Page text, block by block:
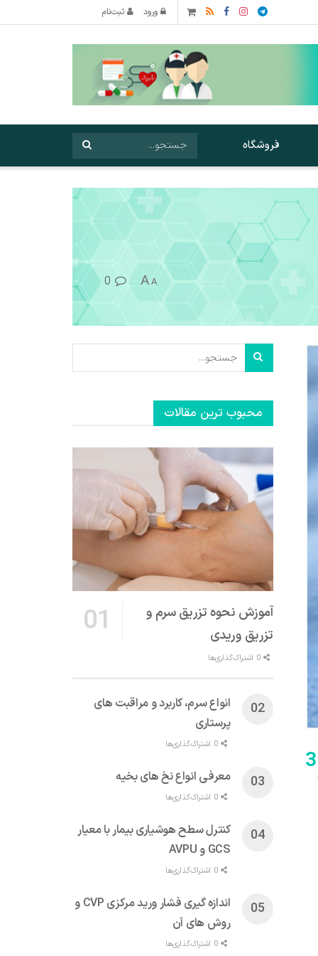
ورود ثبت‌نام
فروشگاه
A
A
محبوب ترین مقالات
آموزش نحوه تزریق سرم و
تزریق وریدی
0 اشتراک‌گذاری‌ها
انواع سرم، کاربرد و مراقبت‌ های
پرستاری
0 اشتراک‌گذاری‌ها
معرفی انواع نخ های بخیه
0 اشتراک‌گذاری‌ها
کنترل سطح هوشیاری بیمار با معیار
GCS و AVPU
0 اشتراک‌گذاری‌ها
اندازه گیری فشار ورید مرکزی CVP و
روش های آن
0 اشتراک‌گذاری‌ها